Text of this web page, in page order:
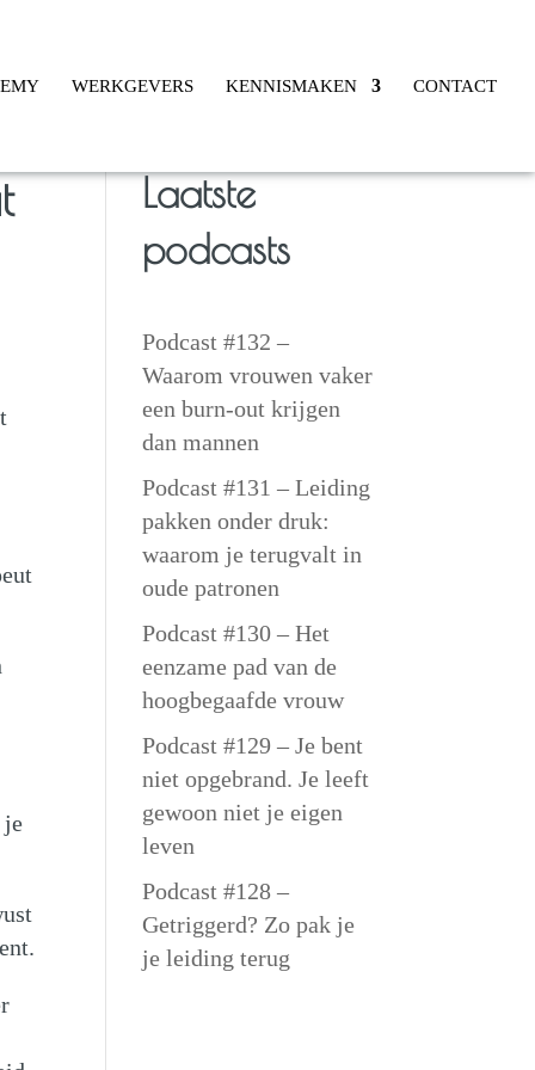
WERKGEVERS KENNISMAKEN CONTACT
je
Laatste
podcasts
Podcast #132 –
Waarom vrouwen vaker
een burn-out krijgen
dan mannen
Podcast #131 – Leiding
pakken onder druk:
waarom je terugvalt in
oude patronen
Podcast #130 – Het
eenzame pad van de
hoogbegaafde vrouw
Podcast #129 – Je bent
niet opgebrand. Je leeft
gewoon niet je eigen
leven
Podcast #128 –
Getriggerd? Zo pak je
je leiding terug